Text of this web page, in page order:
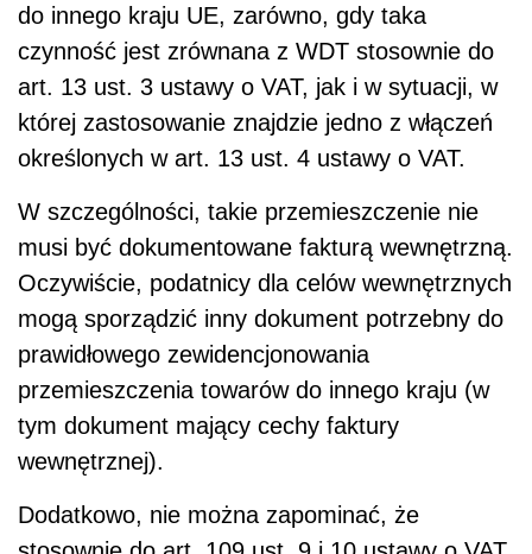
do innego kraju UE, zarówno, gdy taka
czynność jest zrównana z WDT stosownie do
art. 13 ust. 3 ustawy o VAT, jak i w sytuacji, w
której zastosowanie znajdzie jedno z włączeń
określonych w art. 13 ust. 4 ustawy o VAT.
W szczególności, takie przemieszczenie nie
musi być dokumentowane fakturą wewnętrzną.
Oczywiście, podatnicy dla celów wewnętrznych
mogą sporządzić inny dokument potrzebny do
prawidłowego zewidencjonowania
przemieszczenia towarów do innego kraju (w
tym dokument mający cechy faktury
wewnętrznej).
Dodatkowo, nie można zapominać, że